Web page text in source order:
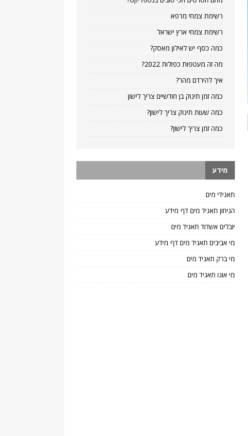
רשימת צמחי מרפא
רשימת צמחי ארץ ישראל
כמה כסף יש לאילון מאסק?
מה זה מעטפות כפולות 2022?
איך להירדם מהר?
כמה זמן תינוק בן חודשיים צריך לישון
כמה שעות תינוק צריך לישון?
כמה זמן צריך לישון?
מידע
תאגידי מים
הגיחון תאגיד מים דף מידע
יובלים אשדוד תאגיד מים
מי אביבים תאגיד מים דף מידע
מי ברק תאגיד מים
מי אונו תאגיד מים